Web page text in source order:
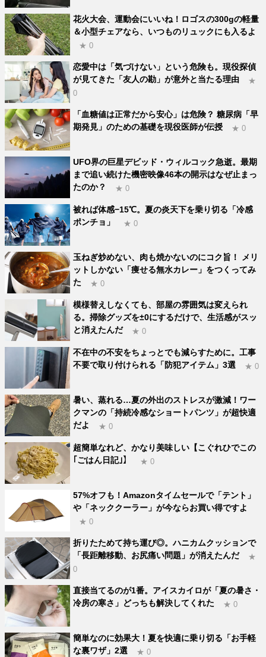
花火大会、運動会にいいね！ロゴスの300gの軽量
＆小型チェアなら、いつものリュックにも入るよ
★ 0
恋愛中は「気づけない」という危険も。現役探偵
が見てきた「友人の勘」が意外と当たる理由
★
0
「血糖値は正常だから安心」は危険？ 糖尿病「早
期発見」のための基礎を現役医師が伝授
★ 0
UFO界の巨星デビッド・ウィルコック急逝。最期
まで追い続けた機密映像46本の開示はなぜ止まっ
たのか？
★ 0
被れば体感−15℃。夏の炎天下を乗り切る「冷感
ポンチョ」
★ 0
玉ねぎ炒めない、肉も焼かないのにコク旨！ メリ
ットしかない「痩せる無水カレー」をつくってみ
た
★ 0
模様替えしなくても、部屋の雰囲気は変えられ
る。掃除グッズを±0にするだけで、生活感がスッ
と消えたんだ
★ 0
不在中の不安をちょっとでも減らすために。工事
不要で取り付けられる「防犯アイテム」3選
★ 0
暑い、蒸れる…夏の外出のストレスが激減！ワー
クマンの「持続冷感なショートパンツ」が超快適
だよ
★ 0
超簡単なれど、かなり美味しい【こぐれひでこの
｢ごはん日記｣】
★ 0
57%オフも！Amazonタイムセールで「テント」
や「ネッククーラー」が今ならお買い得ですよ
★ 0
折りたためて持ち運び◎。ハニカムクッションで
「長距離移動、お尻痛い問題」が消えたんだ
★
0
直接当てるのが1番。アイスカイロが「夏の暑さ・
冷房の寒さ」どっちも解決してくれた
★ 0
簡単なのに効果大！夏を快適に乗り切る「お手軽
な裏ワザ」2選
★ 0